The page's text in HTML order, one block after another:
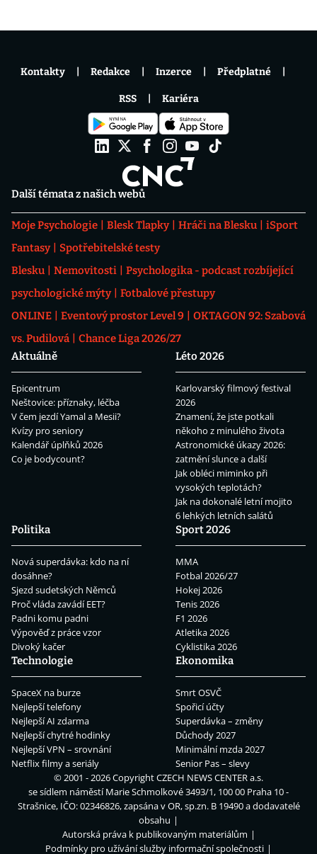
Další témata z našich webů
Moje Psychologie Blesk Tlapky Hráči na Blesku
iSport
Fantasy
Spotřebitelské testy
Blesku
Nemovitosti
Psychologika - podcast rozbíjející
psychologické mýty
Fotbalové přestupy
ONLINE
Eventový prostor Level 9
OKTAGON 92: Szabová
vs. Pudilová
Chance Liga 2026/27
Aktuálně
Epicentrum
Neštovice: příznaky, léčba
V čem jezdí Yamal a Mesii?
Kvízy pro seniory
Kalendář úplňků 2026
Co je bodycount?
Léto 2026
Karlovarský filmový festival
2026
Znamení, že jste potkali
někoho z minulého života
Astronomické úkazy 2026:
zatmění slunce a další
Jak obléci miminko při
vysokých teplotách?
Jak na dokonalé letní mojito
6 lehkých letních salátů
Politika
Nová superdávka: kdo na ní
dosáhne?
Sjezd sudetských Němců
Proč vláda zavádí EET?
Padni komu padni
Výpověď z práce vzor
Divoký kačer
Sport 2026
MMA
Fotbal 2026/27
Hokej 2026
Tenis 2026
F1 2026
Atletika 2026
Cyklistika 2026
Technologie
SpaceX na burze
Nejlepší telefony
Nejlepší AI zdarma
Nejlepší chytré hodinky
Nejlepší VPN – srovnání
Netflix filmy a seriály
Ekonomika
Smrt OSVČ
Spořicí účty
Superdávka – změny
Důchody 2027
Minimální mzda 2027
Senior Pas – slevy
Kontakty Redakce Inzerce Předplatné
RSS Kariéra
© 2001 - 2026 CopyrightCZECH NEWS CENTER a.s.
se sídlem náměstí Marie Schmolkové 3493/1, 100 00 Praha 10 -
Strašnice, IČO: 02346826, zapsána v OR, sp.zn. B 19490 a dodavatelé
obsahu
Autorská práva k publikovaným materiálům
Podmínky pro užívání služby informační společnosti